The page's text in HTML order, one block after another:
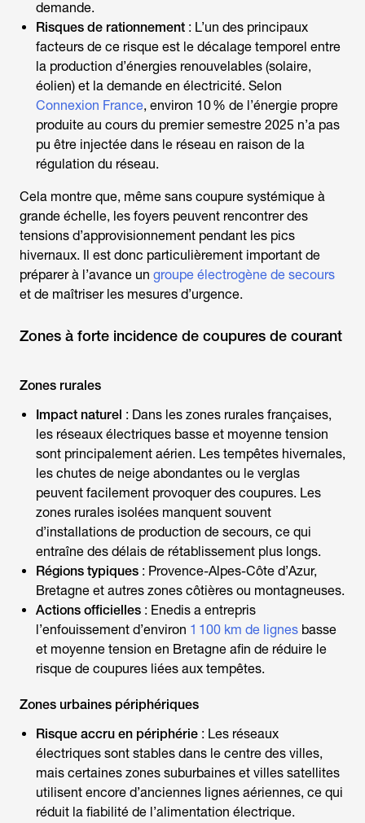
demande.
Risques de rationnement : L’un des principaux
facteurs de ce risque est le décalage temporel entre
la production d’énergies renouvelables (solaire,
éolien) et la demande en électricité. Selon
Connexion France, environ 10 % de l’énergie propre
produite au cours du premier semestre 2025 n’a pas
pu être injectée dans le réseau en raison de la
régulation du réseau.
Cela montre que, même sans coupure systémique à
grande échelle, les foyers peuvent rencontrer des
tensions d’approvisionnement pendant les pics
hivernaux. Il est donc particulièrement important de
préparer à l’avance un groupe électrogène de secours
et de maîtriser les mesures d’urgence.
Zones à forte incidence de coupures de courant
Zones rurales
Impact naturel : Dans les zones rurales françaises,
les réseaux électriques basse et moyenne tension
sont principalement aérien. Les tempêtes hivernales,
les chutes de neige abondantes ou le verglas
peuvent facilement provoquer des coupures. Les
zones rurales isolées manquent souvent
d’installations de production de secours, ce qui
entraîne des délais de rétablissement plus longs.
Régions typiques : Provence-Alpes-Côte d’Azur,
Bretagne et autres zones côtières ou montagneuses.
Actions officielles : Enedis a entrepris
l’enfouissement d’environ 1 100 km de lignes basse
et moyenne tension en Bretagne afin de réduire le
risque de coupures liées aux tempêtes.
Zones urbaines périphériques
Risque accru en périphérie : Les réseaux
électriques sont stables dans le centre des villes,
mais certaines zones suburbaines et villes satellites
utilisent encore d’anciennes lignes aériennes, ce qui
réduit la fiabilité de l’alimentation électrique.